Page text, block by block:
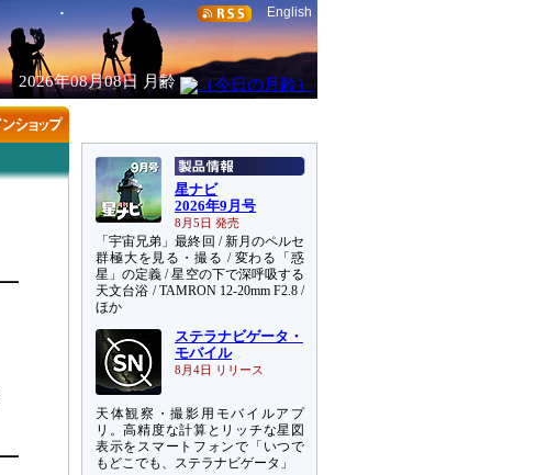
English
2026年08月08日 月齢
星ナビ
2026年9月号
8月5日 発売
「宇宙兄弟」最終回 / 新月のペルセ
群極大を見る・撮る / 変わる「惑
星」の定義 / 星空の下で深呼吸する
天文台浴 / TAMRON 12-20mm F2.8 /
ほか
ステラナビゲータ・
モバイル
8月4日 リリース
天体観察・撮影用モバイルアプ
リ。高精度な計算とリッチな星図
表示をスマートフォンで「いつで
もどこでも、ステラナビゲータ」